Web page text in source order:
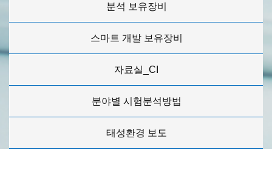
분석 보유장비
스마트 개발 보유장비
자료실_CI
분야별 시험분석방법
태성환경 보도